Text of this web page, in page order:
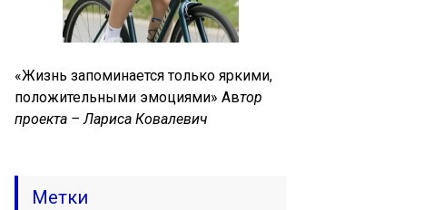
«Жизнь запоминается только яркими,
положительными эмоциями» Автор
проекта – Лариса Ковалевич
Метки